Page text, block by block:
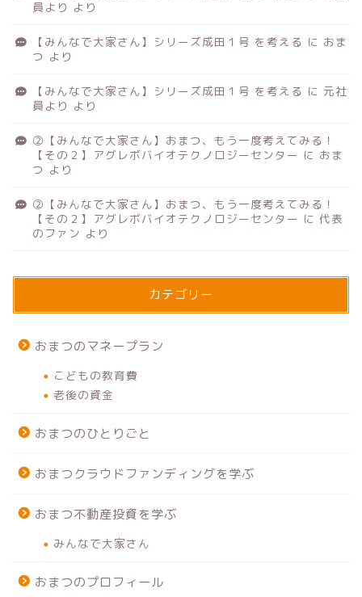
員より より
【みんなで大家さん】シリーズ成田１号 を考える に おま
つ より
【みんなで大家さん】シリーズ成田１号 を考える に 元社
員より より
②【みんなで大家さん】おまつ、もう一度考えてみる！
【その２】アグレボバイオテクノロジーセンター に おま
つ より
②【みんなで大家さん】おまつ、もう一度考えてみる！
【その２】アグレボバイオテクノロジーセンター に 代表
のファン より
カテゴリー
おまつのマネープラン
こどもの教育費
老後の資金
おまつのひとりごと
おまつクラウドファンディングを学ぶ
おまつ不動産投資を学ぶ
みんなで大家さん
おまつのプロフィール